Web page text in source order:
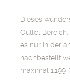
Dieses
Outlet
es nur in der
nachbestellt
maximal 1.199